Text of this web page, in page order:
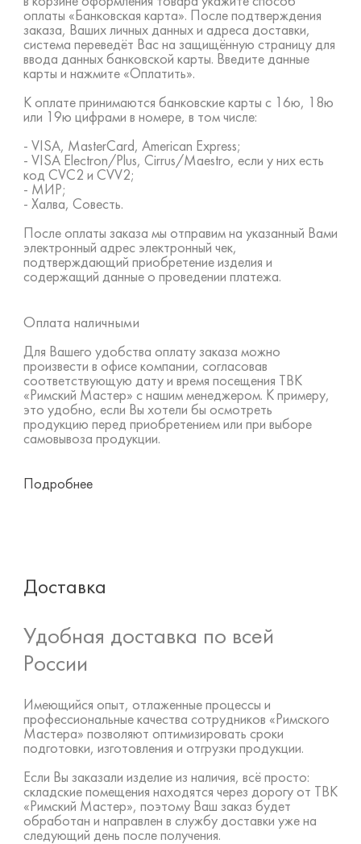
оплаты «Банковская карта». После подтверждения
заказа, Ваших личных данных и адреса доставки,
система переведёт Вас на защищённую страницу для
ввода данных банковской карты. Введите данные
карты и нажмите «Оплатить».
К оплате принимаются банковские карты с 16ю, 18ю
или 19ю цифрами в номере, в том числе:
- VISA, MasterCard, American Express;
- VISA Electron/Plus, Cirrus/Maestro, если у них есть
код CVC2 и CVV2;
- МИР;
- Халва, Совесть.
После оплаты заказа мы отправим на указанный Вами
электронный адрес электронный чек,
подтверждающий приобретение изделия и
содержащий данные о проведении платежа.
Оплата наличными
Для Вашего удобства оплату заказа можно
произвести в офисе компании, согласовав
соответствующую дату и время посещения ТВК
«Римский Мастер» с нашим менеджером. К примеру,
это удобно, если Вы хотели бы осмотреть
продукцию перед приобретением или при выборе
самовывоза продукции.
Подробнее
Доставка
Удобная доставка по всей
России
Имеющийся опыт, отлаженные процессы и
профессиональные качества сотрудников «Римского
Мастера» позволяют оптимизировать сроки
подготовки, изготовления и отгрузки продукции.
Если Вы заказали изделие из наличия, всё просто:
складские помещения находятся через дорогу от ТВК
«Римский Мастер», поэтому Ваш заказ будет
обработан и направлен в службу доставки уже на
следующий день после получения.